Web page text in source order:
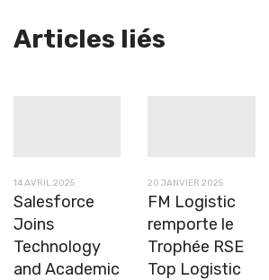
Articles liés
14 AVRIL 2025
Salesforce
Joins
Technology
and Academic
20 JANVIER 2025
FM Logistic
remporte le
Trophée RSE
Top Logistic